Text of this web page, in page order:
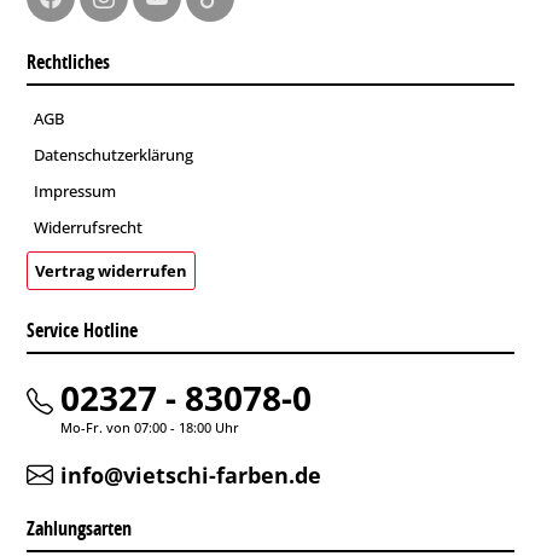
Rechtliches
AGB
Datenschutzerklärung
Impressum
Widerrufsrecht
Vertrag widerrufen
Service Hotline
02327 - 83078-0
Mo-Fr. von 07:00 - 18:00 Uhr
info@vietschi-farben.de
Zahlungsarten